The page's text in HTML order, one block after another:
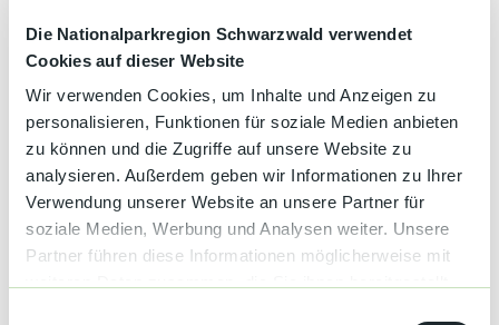
Die Nationalparkregion Schwarzwald verwendet
Cookies auf dieser Website
Wir verwenden Cookies, um Inhalte und Anzeigen zu
personalisieren, Funktionen für soziale Medien anbieten
zu können und die Zugriffe auf unsere Website zu
analysieren. Außerdem geben wir Informationen zu Ihrer
Verwendung unserer Website an unsere Partner für
soziale Medien, Werbung und Analysen weiter. Unsere
Partner führen diese Informationen möglicherweise mit
Einkehr- und Versorgungsmöglichkeiten.
Anschließend geht es wieder bergauf zum letzten Karsee auf
unserer Runde - dem Huzenbacher See. Kommen wir zur
richtigen Jahreszeit, stehen die unzähligen Seerosen in voller
Blüte. Bei der Umrundung des Sees öffnen sich verschiedene
Blickwinkel und diese Naturschönheit zieht uns in ihren Bann.
Natürlich darf auch hier der Blick von oben nicht fehlen, den wir
nach einem Anstieg vom Huzenbacher Seeblick aus genießen
können.
idyllische Tonbachtal. Hier folgen wir immer dem Verlauf des